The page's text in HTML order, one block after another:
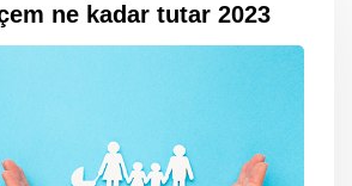
ne kadar tutar 2023